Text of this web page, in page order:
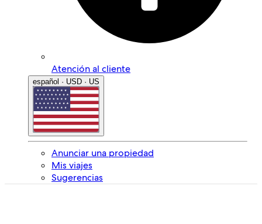
Atención al cliente
español · USD · US
Anunciar una propiedad
Mis viajes
Sugerencias